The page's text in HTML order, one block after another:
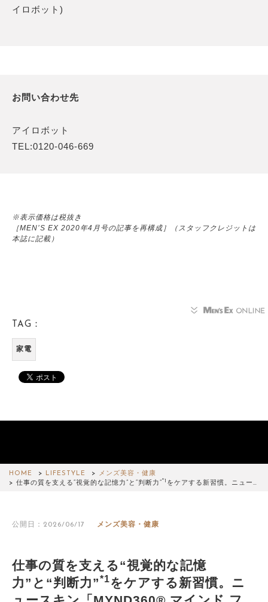
イロボット)
お問い合わせ先
アイロボット
TEL:0120-046-669
※表示価格は税抜き
［MEN’S EX 2020年4月号の記事を再構成］（スタッフクレジットは
本誌に記載）
TAG：
家電
HOME LIFESTYLE
メンズ美容・健康
仕事の質を支える“視覚的な記憶力”と“判断力”*1 をケアする新習慣。ニュー…
公開日：2026/06/17 メンズ美容・健康
仕事の質を支える“視覚的な記憶
力”と“判断力”*1をケアする新習慣。ニ